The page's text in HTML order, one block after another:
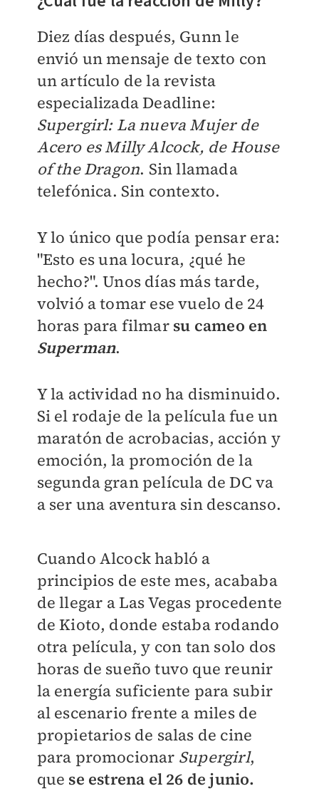
Diez días después, Gunn le
envió un mensaje de texto con
un artículo de la revista
especializada Deadline:
Supergirl: La nueva Mujer de
Acero es Milly Alcock, de House
of the Dragon. Sin llamada
telefónica. Sin contexto.
Y lo único que podía pensar era:
"Esto es una locura, ¿qué he
hecho?". Unos días más tarde,
volvió a tomar ese vuelo de 24
horas para filmar su cameo en
Superman.
Y la actividad no ha disminuido.
Si el rodaje de la película fue un
maratón de acrobacias, acción y
emoción, la promoción de la
segunda gran película de DC va
a ser una aventura sin descanso.
Cuando Alcock habló a
principios de este mes, acababa
de llegar a Las Vegas procedente
de Kioto, donde estaba rodando
otra película, y con tan solo dos
horas de sueño tuvo que reunir
la energía suficiente para subir
al escenario frente a miles de
propietarios de salas de cine
para promocionar Supergirl,
que se estrena el 26 de junio.